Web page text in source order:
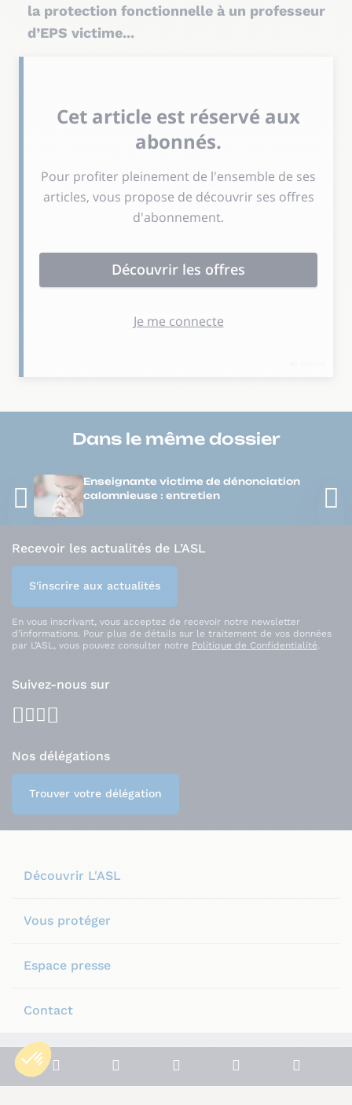
la protection fonctionnelle à un professeur
d’EPS victime...
Dans le même dossier
Enseignante victime de dénonciation
calomnieuse : entretien
Recevoir les actualités de L’ASL
S'inscrire aux actualités
En vous inscrivant, vous acceptez de recevoir notre newsletter
d’informations. Pour plus de détails sur le traitement de vos données
par L’ASL, vous pouvez consulter notre Politique de Confidentialité.
Suivez-nous sur
facebook
instagram
linkedin
Nos délégations
Trouver votre délégation
Découvrir L'ASL
Vous protéger
Espace presse
Contact
Plan du site